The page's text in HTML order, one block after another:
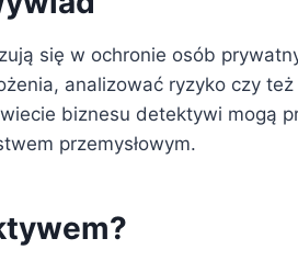
się w ochronie osób
analizować ryzyko czy
biznesu detektywi mogą
przemysłowym.